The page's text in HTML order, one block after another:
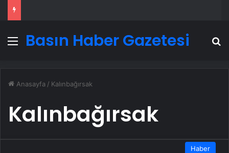
Menü
Basın Haber Gazetesi
Anasayfa / Kalınbağırsak
Kalınbağırsak
Haber